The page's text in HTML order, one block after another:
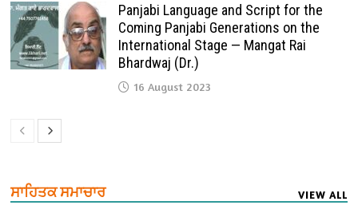
Panjabi Language and Script for the
Coming Panjabi Generations on the
International Stage — Mangat Rai
Bhardwaj (Dr.)
16 August 2023
ਸਾਹਿਤਕ ਸਮਾਚਾਰ VIEW ALL